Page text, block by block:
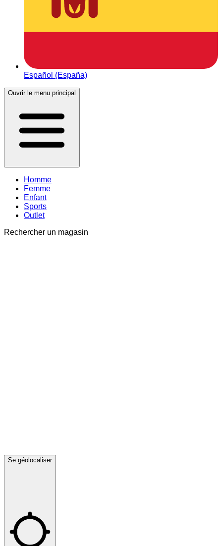
Español (España)
Ouvrir le menu principal
Homme
Femme
Enfant
Sports
Outlet
Rechercher un magasin
Se géolocaliser